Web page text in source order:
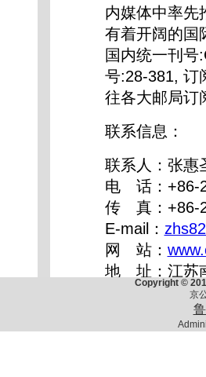
Copyright ©
京